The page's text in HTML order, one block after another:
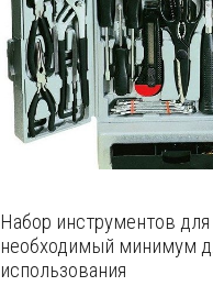
Набор инструментов
необходимый минимум
использования